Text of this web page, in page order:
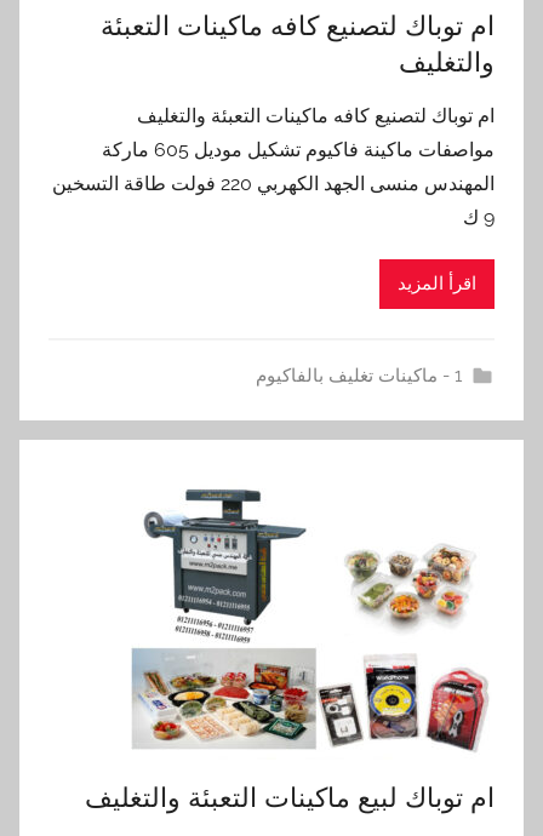
ام توباك لتصنيع كافه ماكينات التعبئة
والتغليف
ام توباك لتصنيع كافه ماكينات التعبئة والتغليف
مواصفات ماكينة فاكيوم تشكيل موديل 605 ماركة
المهندس منسى الجهد الكهربي 220 فولت طاقة التسخين
9 ك
اقرأ المزيد
1 - ماكينات تغليف بالفاكيوم
ام توباك لبيع ماكينات التعبئة والتغليف